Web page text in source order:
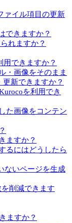
ァイル項目の更新
できますか？
れますか？
できますか？
・画像をそのまま
新できますか？
を利用でき
た画像をコンテン
ますか？
るにはどうしたら
ないページを生成
削減できます
ますか？